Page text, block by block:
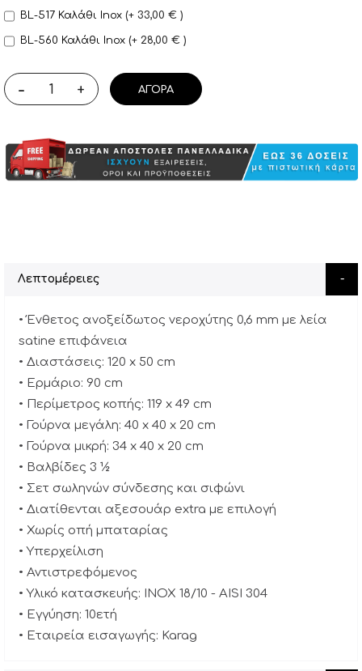
BL-517 Καλάθι Inox + 33,00 €
BL-560 Καλάθι Inox + 28,00 €
- + ΑΓΟΡΆ
Λεπτομέρειες
• Ένθετος ανοξείδωτος νεροχύτης 0,6 mm με λεία
satine επιφάνεια
• Διαστάσεις: 120 x 50 cm
• Ερμάριο: 90 cm
• Περίμετρος κοπής: 119 x 49 cm
• Γούρνα μεγάλη: 40 x 40 x 20 cm
• Γούρνα μικρή: 34 x 40 x 20 cm
• Βαλβίδες 3 ½
• Σετ σωληνών σύνδεσης και σιφώνι
• Διατίθενται αξεσουάρ extra με επιλογή
• Χωρίς οπή μπαταρίας
• Υπερχείλιση
• Αντιστρεφόμενος
• Υλικό κατασκευής: INOX 18/10 - AISI 304
• Εγγύηση: 10ετή
• Εταιρεία εισαγωγής: Karag